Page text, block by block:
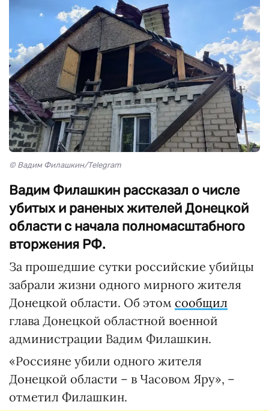
© Вадим Филашкин/Telegram
Вадим Филашкин рассказал о числе
убитых и раненых жителей Донецкой
области с начала полномасштабного
вторжения РФ.
За прошедшие сутки российские убийцы
забрали жизни одного мирного жителя
Донецкой области. Об этом сообщил
глава Донецкой областной военной
администрации Вадим Филашкин.
«Россияне убили одного жителя
Донецкой области – в Часовом Яру», –
отметил Филашкин.